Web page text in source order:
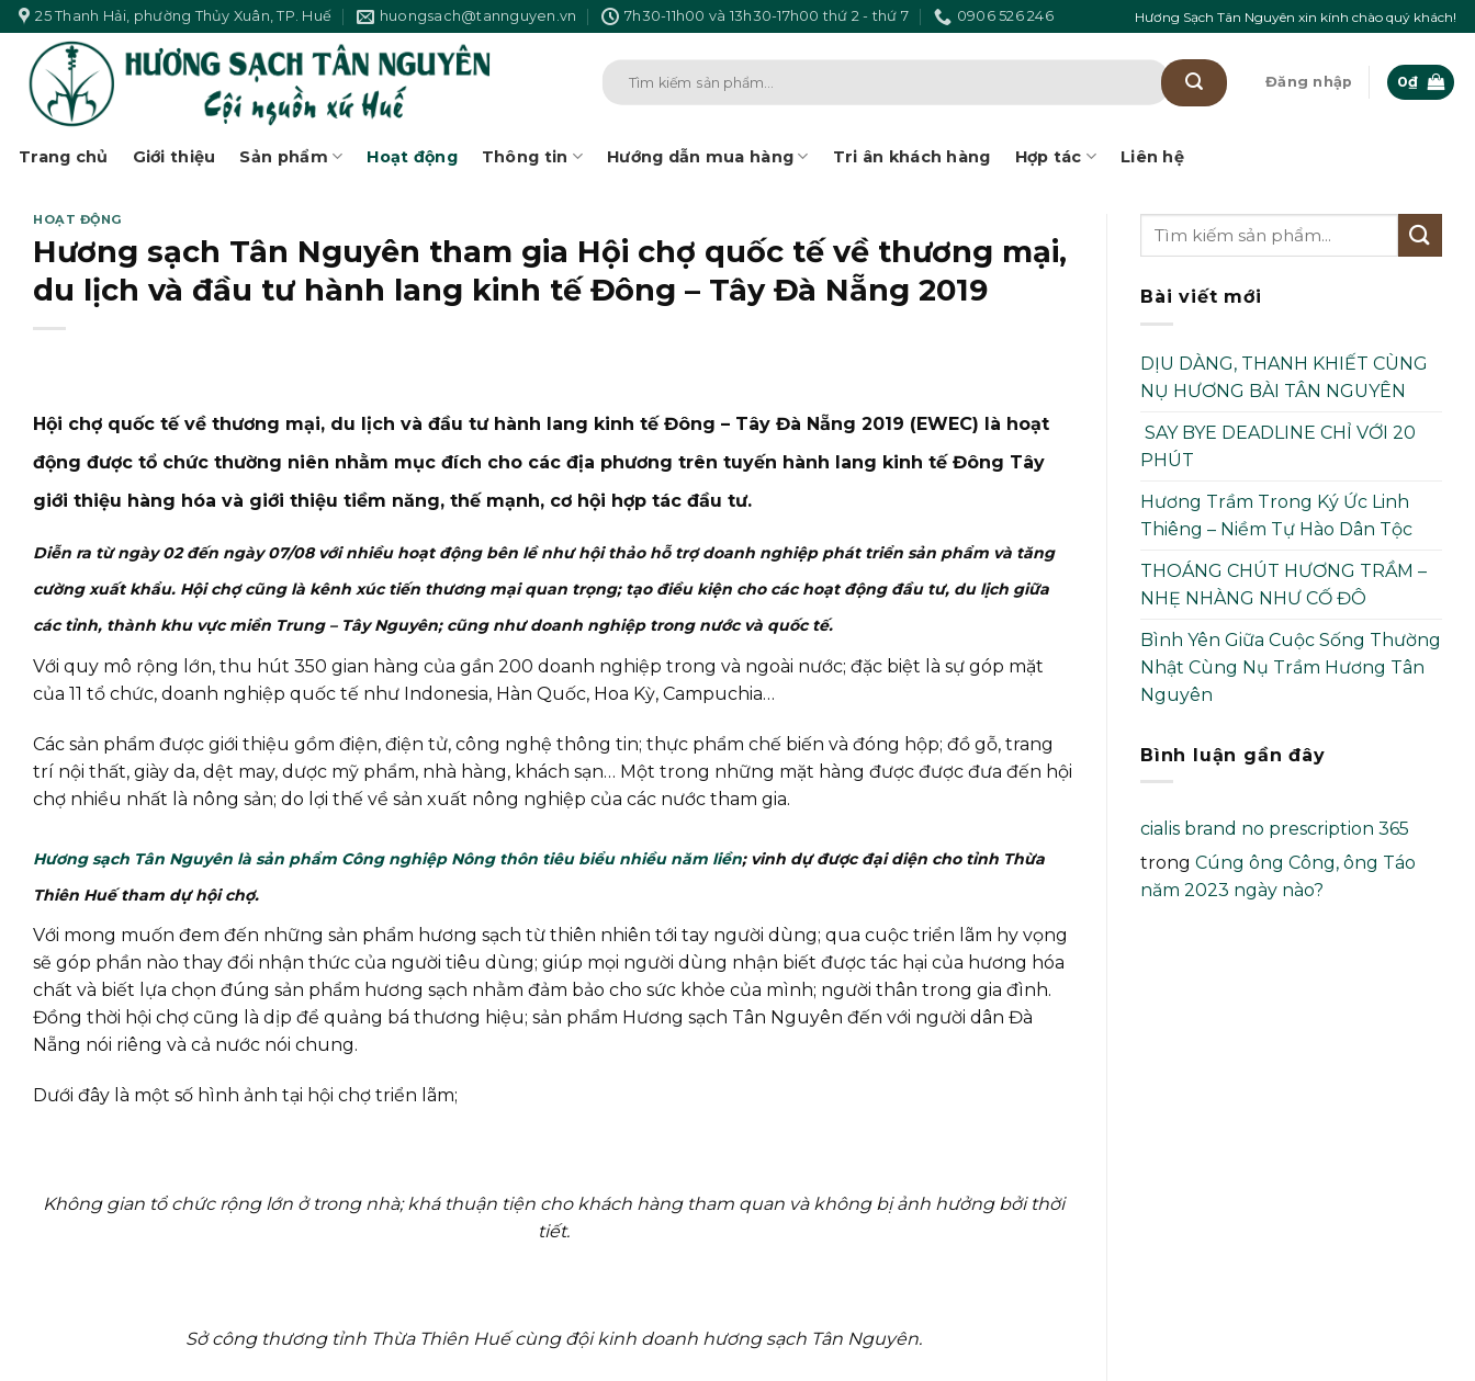
Skip
to
content
25 Thanh Hải, phường Thủy Xuân, TP. Huế huongsach@tannguyen.vn 7h30-11h00 và 13h30-17h00 thứ 2 - thứ 7 0906 526 246 Hương Sạch Tân Nguyên xin kính chào quý khách!
Đăng nhập 0₫
Trang chủ Giới thiệu Sản phẩm Hoạt động Thông tin Hướng dẫn mua hàng Tri ân khách hàng Hợp tác Liên hệ
HOẠT ĐỘNG
Hương sạch Tân Nguyên tham gia Hội chợ quốc tế về thương mại,
du lịch và đầu tư hành lang kinh tế Đông – Tây Đà Nẵng 2019
Hội chợ quốc tế về thương mại, du lịch và đầu tư hành lang kinh tế Đông – Tây Đà Nẵng 2019 (EWEC) là hoạt
động được tổ chức thường niên nhằm mục đích cho các địa phương trên tuyến hành lang kinh tế Đông Tây
giới thiệu hàng hóa và giới thiệu tiềm năng, thế mạnh, cơ hội hợp tác đầu tư.
Diễn ra từ ngày 02 đến ngày 07/08 với nhiều hoạt động bên lề như hội thảo hỗ trợ doanh nghiệp phát triển sản phẩm và tăng
cường xuất khẩu. Hội chợ cũng là kênh xúc tiến thương mại quan trọng; tạo điều kiện cho các hoạt động đầu tư, du lịch giữa
các tỉnh, thành khu vực miền Trung – Tây Nguyên; cũng như doanh nghiệp trong nước và quốc tế.
Với quy mô rộng lớn, thu hút 350 gian hàng của gần 200 doanh nghiệp trong và ngoài nước; đặc biệt là sự góp mặt
của 11 tổ chức, doanh nghiệp quốc tế như Indonesia, Hàn Quốc, Hoa Kỳ, Campuchia…
Các sản phẩm được giới thiệu gồm điện, điện tử, công nghệ thông tin; thực phẩm chế biến và đóng hộp; đồ gỗ, trang
trí nội thất, giày da, dệt may, dược mỹ phẩm, nhà hàng, khách sạn… Một trong những mặt hàng được được đưa đến hội
chợ nhiều nhất là nông sản; do lợi thế về sản xuất nông nghiệp của các nước tham gia.
Hương sạch Tân Nguyên là sản phẩm Công nghiệp Nông thôn tiêu biểu nhiều năm liền; vinh dự được đại diện cho tỉnh Thừa
Thiên Huế tham dự hội chợ.
Với mong muốn đem đến những sản phẩm hương sạch từ thiên nhiên tới tay người dùng; qua cuộc triển lãm hy vọng
sẽ góp phần nào thay đổi nhận thức của người tiêu dùng; giúp mọi người dùng nhận biết được tác hại của hương hóa
chất và biết lựa chọn đúng sản phẩm hương sạch nhằm đảm bảo cho sức khỏe của mình; người thân trong gia đình.
Đồng thời hội chợ cũng là dịp để quảng bá thương hiệu; sản phẩm Hương sạch Tân Nguyên đến với người dân Đà
Nẵng nói riêng và cả nước nói chung.
Dưới đây là một số hình ảnh tại hội chợ triển lãm;
Không gian tổ chức rộng lớn ở trong nhà; khá thuận tiện cho khách hàng tham quan và không bị ảnh hưởng bởi thời
tiết.
Sở công thương tỉnh Thừa Thiên Huế cùng đội kinh doanh hương sạch Tân Nguyên.
Bài viết mới
DỊU DÀNG, THANH KHIẾT CÙNG
NỤ HƯƠNG BÀI TÂN NGUYÊN
SAY BYE DEADLINE CHỈ VỚI 20
PHÚT
Hương Trầm Trong Ký Ức Linh
Thiêng – Niềm Tự Hào Dân Tộc
THOÁNG CHÚT HƯƠNG TRẦM –
NHẸ NHÀNG NHƯ CỐ ĐÔ
Bình Yên Giữa Cuộc Sống Thường
Nhật Cùng Nụ Trầm Hương Tân
Nguyên
Bình luận gần đây
cialis brand no prescription 365
trong Cúng ông Công, ông Táo
năm 2023 ngày nào?